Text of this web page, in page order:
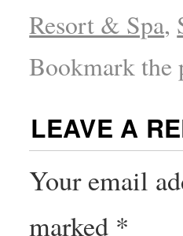
Resort & Spa,
Bookmark the
LEAVE A
Your email
marked *